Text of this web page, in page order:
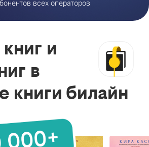
всех операторов
и
в
книги билайн